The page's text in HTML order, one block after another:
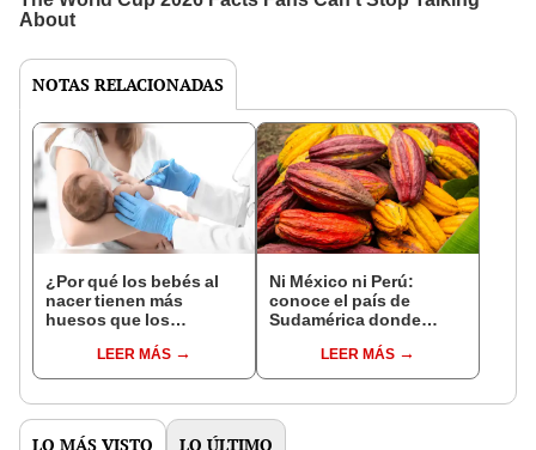
NOTAS RELACIONADAS
¿Por qué los bebés al
nacer tienen más
huesos que los
LEER MÁS
Ni México ni Perú:
conoce el país de
Sudamérica donde
estudioLEER MÁS
LO MÁS VISTO LO ÚLTIMO